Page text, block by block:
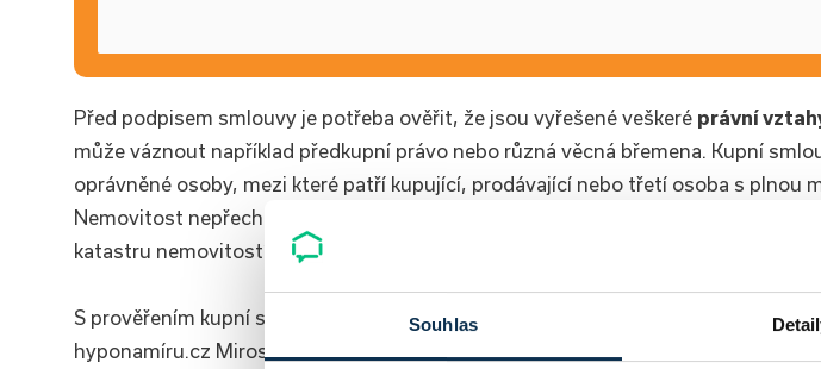
Souhlas
Před podpisem smlouvy je potřeba ověřit, že jsou vyřešené veškeré právní
může váznout například předkupní právo nebo různá věcná břemena. Kupní
oprávněné osoby, mezi které patří kupující, prodávající nebo třetí osoba s plnou
Nemovitost nepřechází na nového majitele v okamžiku podpisu kupní smlouvy,
katastru nemovitostí.
S prověřením kupní smlouvy vám dokážeme pomoci. Více informací pro vás v
hyponamíru.cz Miroslav Majer: